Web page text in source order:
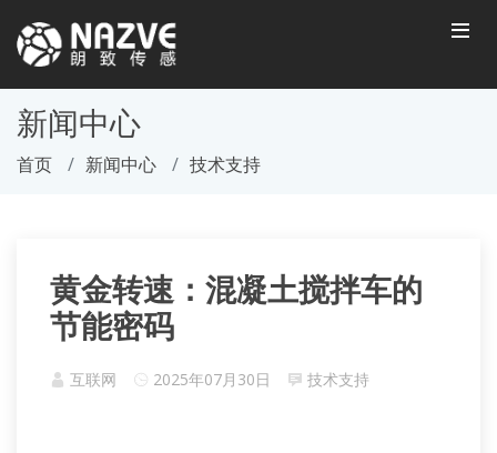
新闻中心
首页 新闻中心 技术支持
黄金转速：混凝土搅拌车的
节能密码
互联网 2025年07月30日 技术支持